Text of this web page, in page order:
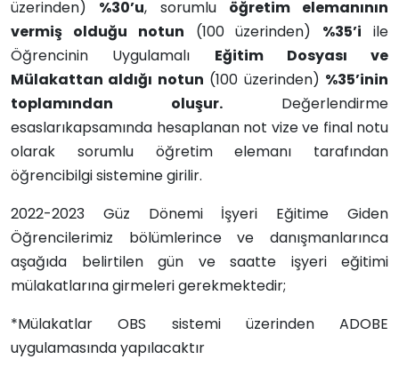
üzerinden) %30’u, sorumlu öğretim elemanının
vermiş olduğu notun (100 üzerinden) %35’i ile
Öğrencinin Uygulamalı Eğitim Dosyası ve
Mülakattan aldığı notun (100 üzerinden) %35’inin
toplamından oluşur. Değerlendirme
esaslarıkapsamında hesaplanan not vize ve final notu
olarak sorumlu öğretim elemanı tarafından
öğrencibilgi sistemine girilir.
2022-2023 Güz Dönemi İşyeri Eğitime Giden
Öğrencilerimiz bölümlerince ve danışmanlarınca
aşağıda belirtilen gün ve saatte işyeri eğitimi
mülakatlarına girmeleri gerekmektedir;
*Mülakatlar OBS sistemi üzerinden ADOBE
uygulamasında yapılacaktır